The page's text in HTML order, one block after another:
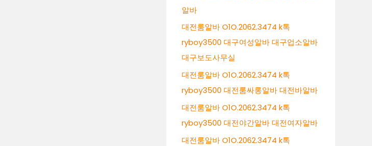
알바
대전룸알바 O1O.2062.3474 k톡
ryboy3500 대구여성알바 대구업소알바
대구보도사무실
대전룸알바 O1O.2062.3474 k톡
ryboy3500 대전룸싸롱알바 대전바알바
대전룸알바 O1O.2062.3474 k톡
ryboy3500 대전야간알바 대전여자알바
대전룸알바 O1O.2062.3474 k톡